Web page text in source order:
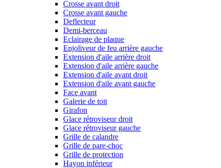
Crosse avant droit
Crosse avant gauche
Deflecteur
Demi-berceau
Eclairage de plaque
Enjoliveur de feu arrière gauche
Extension d'aile arrière droit
Extension d'aile arrière gauche
Extension d'aile avant droit
Extension d'aile avant gauche
Face avant
Galerie de toit
Girafon
Glace rétroviseur droit
Glace rétroviseur gauche
Grille de calandre
Grille de pare-choc
Grille de protection
Hayon inférieur